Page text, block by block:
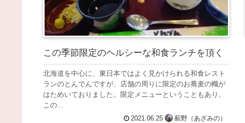
この季節限定のヘルシーな和食ランチを頂く
北海道を中心に、東日本ではよく見かけられる和食レスト
ランのとんでんですが、店舗の周りに限定のお蕎麦の幟が
はためいておりました。限定メニューということもあり、
この...
2021.06.25 薊野（あざみの）